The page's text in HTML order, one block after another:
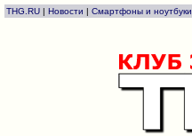
THG.RU | Новости | Смартфоны и ноутбуки